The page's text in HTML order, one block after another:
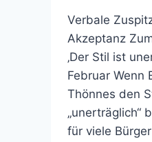
Verbale
Akzeptanz
‚Der Stil ist
Februar Wenn
Thönnes den
„unerträglich“
für viele